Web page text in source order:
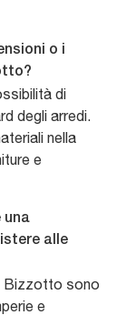
o i
di
degli arredi.
nella
e
una
alle
Bizzotto sono
e